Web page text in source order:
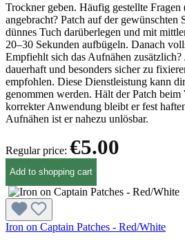
Trockner geben. Häufig gestellte
angebracht? Patch auf der gewünschten
dünnes Tuch darüberlegen und mit
20–30 Sekunden aufbügeln. Danach
Empfiehlt sich das Aufnähen zusätzlich?
dauerhaft und besonders sicher zu
empfohlen. Diese Dienstleistung kann
genommen werden. Hält der Patch beim
korrekter Anwendung bleibt er fest
Aufnähen ist er nahezu unlösbar.
Regular price: €5.00
Add to shopping cart
Iron on Captain Patches - Red/White